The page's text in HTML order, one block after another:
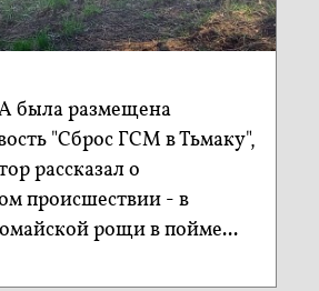
была размещена
"Сброс ГСМ в Тьмаку",
рассказал о
происшествии - в
рощи в пойме...